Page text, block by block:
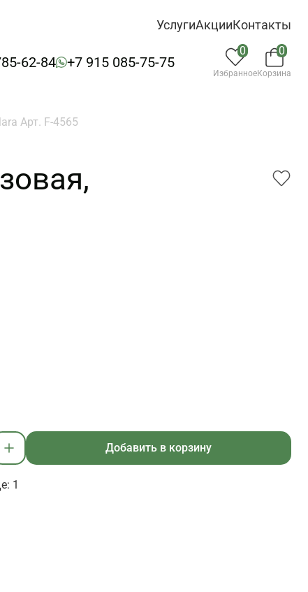
УслугиАкцииКонтакты
62-84 +7 915 085-75-75
0
Избранное
0
Корзина
Арт. F-4565
Добавить в корзину
1